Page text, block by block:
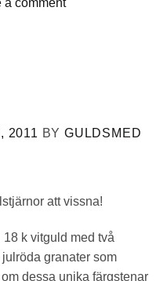
a comment
2011 BYGULDSMED
att vissna!
k vitguld med två
granater som
dessa unika färgstenar